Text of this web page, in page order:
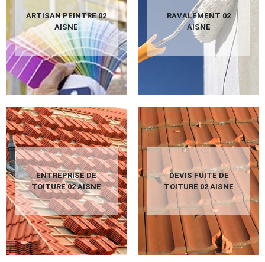
ARTISAN PEINTRE 02
AISNE
RAVALEMENT 02
AISNE
ENTREPRISE DE
TOITURE 02 AISNE
DEVIS FUITE DE
TOITURE 02 AISNE